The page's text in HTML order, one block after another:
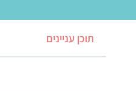
תוכן עניינים